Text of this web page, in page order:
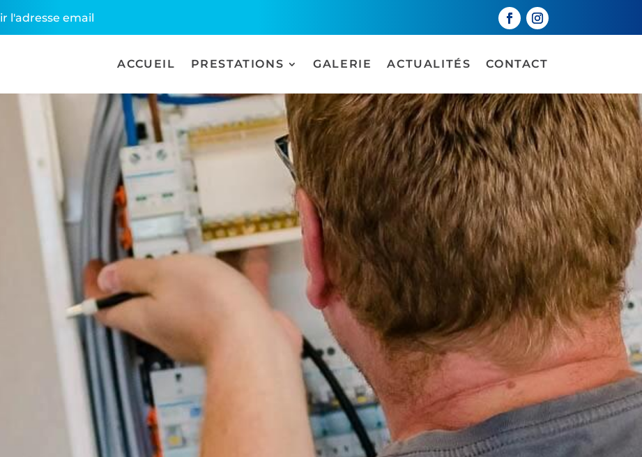
l'adresse email
ACCUEIL PRESTATIONS GALERIE ACTUALITÉS CONTACT